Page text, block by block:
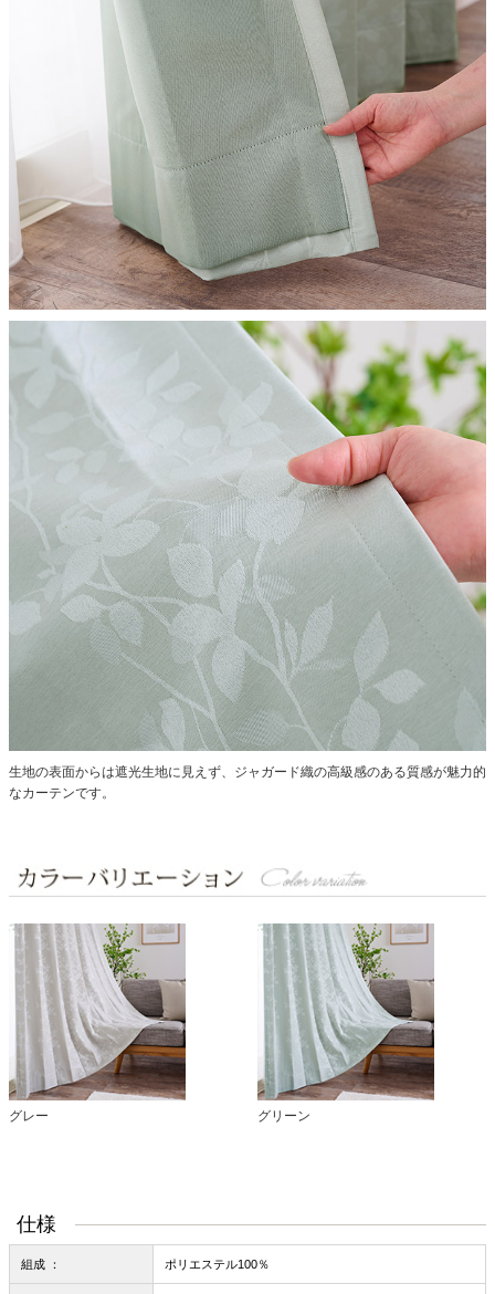
生地の表面からは遮光生地に見えず、ジャガード織の高級感のある質感が魅力的
なカーテンです。
グレー グリーン
仕様
組成 ： ポリエステル100％